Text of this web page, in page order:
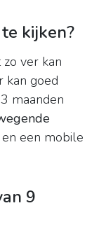
kijken?
ver kan
kan goed
maanden
een mobile
9